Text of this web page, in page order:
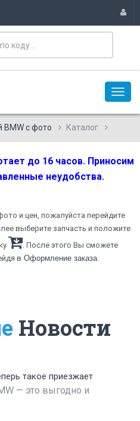
BMW с фото Каталог
до 16 часов. Приносим
неудобства.
и цен, пожалуйста перейдите
выберите запчасть и положите
. После этого Вы сможете
в Оформление заказа.
Новости
такое приезжает
— это выгодно и